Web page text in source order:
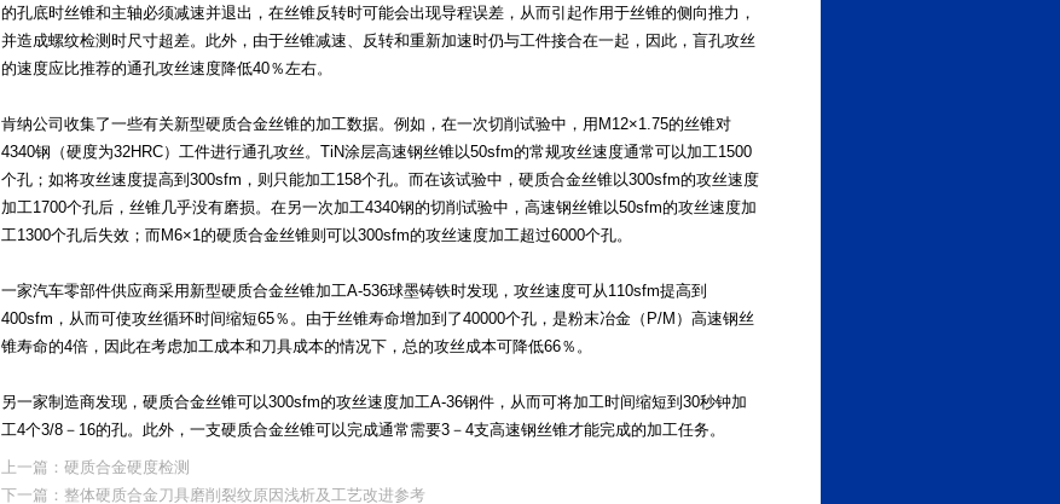
的孔底时丝锥和主轴必须减速并退出，在丝锥反转时可能会出现导程误差，从而引起作用于丝锥的侧向推力，
并造成螺纹检测时尺寸超差。此外，由于丝锥减速、反转和重新加速时仍与工件接合在一起，因此，盲孔攻丝
的速度应比推荐的通孔攻丝速度降低40％左右。
肯纳公司收集了一些有关新型硬质合金丝锥的加工数据。例如，在一次切削试验中，用M12×1.75的丝锥对
4340钢（硬度为32HRC）工件进行通孔攻丝。TiN涂层高速钢丝锥以50sfm的常规攻丝速度通常可以加工1500
个孔；如将攻丝速度提高到300sfm，则只能加工158个孔。而在该试验中，硬质合金丝锥以300sfm的攻丝速度
加工1700个孔后，丝锥几乎没有磨损。在另一次加工4340钢的切削试验中，高速钢丝锥以50sfm的攻丝速度加
工1300个孔后失效；而M6×1的硬质合金丝锥则可以300sfm的攻丝速度加工超过6000个孔。
一家汽车零部件供应商采用新型硬质合金丝锥加工A-536球墨铸铁时发现，攻丝速度可从110sfm提高到
400sfm，从而可使攻丝循环时间缩短65％。由于丝锥寿命增加到了40000个孔，是粉末冶金（P/M）高速钢丝
锥寿命的4倍，因此在考虑加工成本和刀具成本的情况下，总的攻丝成本可降低66％。
另一家制造商发现，硬质合金丝锥可以300sfm的攻丝速度加工A-36钢件，从而可将加工时间缩短到30秒钟加
工4个3/8－16的孔。此外，一支硬质合金丝锥可以完成通常需要3－4支高速钢丝锥才能完成的加工任务。
上一篇： 硬质合金硬度检测
下一篇： 整体硬质合金刀具磨削裂纹原因浅析及工艺改进参考